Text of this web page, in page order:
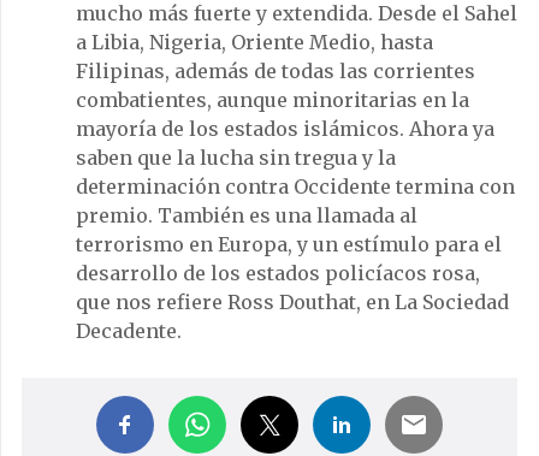
mucho más fuerte y extendida. Desde el Sahel
a Libia, Nigeria, Oriente Medio, hasta
Filipinas, además de todas las corrientes
combatientes, aunque minoritarias en la
mayoría de los estados islámicos. Ahora ya
saben que la lucha sin tregua y la
determinación contra Occidente termina con
premio. También es una llamada al
terrorismo en Europa, y un estímulo para el
desarrollo de los estados policíacos rosa,
que nos refiere Ross Douthat, en La Sociedad
Decadente.